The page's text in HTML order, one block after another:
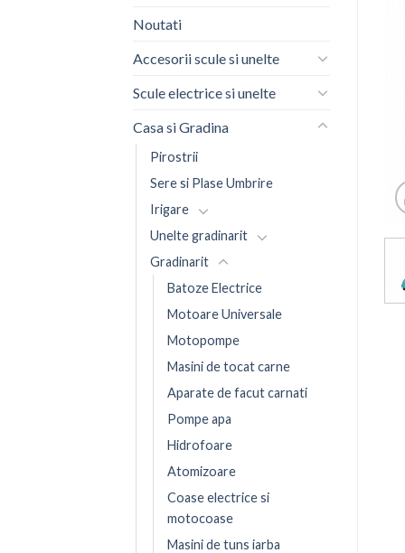
Noutati
Accesorii scule si unelte
Scule electrice si unelte
Casa si Gradina
Pirostrii
Sere si Plase Umbrire
Irigare
Unelte gradinarit
Gradinarit
Batoze Electrice
Motoare Universale
Motopompe
Masini de tocat carne
Aparate de facut carnati
Pompe apa
Hidrofoare
Atomizoare
Coase electrice si
motocoase
Masini de tuns iarba